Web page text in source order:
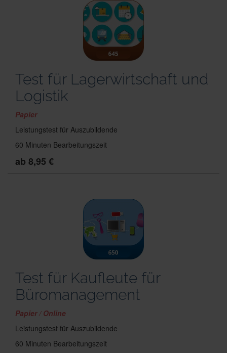
Test für Lagerwirtschaft und
Logistik
Papier
Leistungstest für Auszubildende
60 Minuten Bearbeitungszeit
ab 8,95 €
Test für Kaufleute für
Büromanagement
Papier / Online
Leistungstest für Auszubildende
60 Minuten Bearbeitungszeit